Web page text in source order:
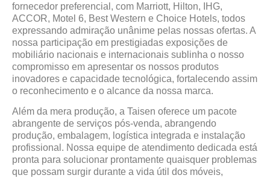
fornecedor preferencial, com Marriott, Hilton, IHG,
ACCOR, Motel 6, Best Western e Choice Hotels, todos
expressando admiração unânime pelas nossas ofertas. A
nossa participação em prestigiadas exposições de
mobiliário nacionais e internacionais sublinha o nosso
compromisso em apresentar os nossos produtos
inovadores e capacidade tecnológica, fortalecendo assim
o reconhecimento e o alcance da nossa marca.
Além da mera produção, a Taisen oferece um pacote
abrangente de serviços pós-venda, abrangendo
produção, embalagem, logística integrada e instalação
profissional. Nossa equipe de atendimento dedicada está
pronta para solucionar prontamente quaisquer problemas
que possam surgir durante a vida útil dos móveis,